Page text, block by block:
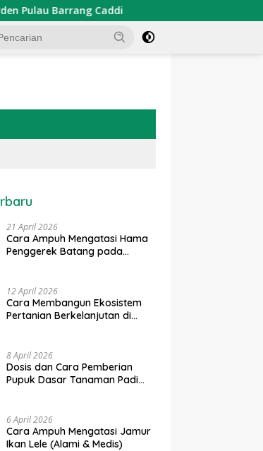
PDKT Danau Tempe : Pendekatan
21 April 2026
Cara Ampuh Mengatasi Hama
Penggerek Batang pada
12 April 2026
Cara Membangun Ekosistem
Pertanian Berkelanjutan di
8 April 2026
Dosis dan Cara Pemberian
Pupuk Dasar Tanaman Padi
6 April 2026
Cara Ampuh Mengatasi Jamur
Ikan Lele (Alami & Medis)